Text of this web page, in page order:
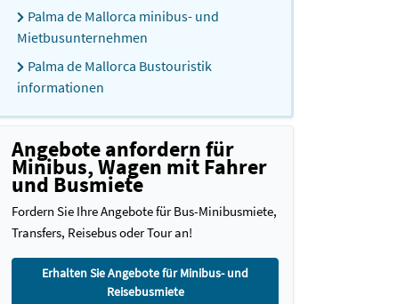
Palma de Mallorca minibus- und
Mietbusunternehmen
Palma de Mallorca Bustouristik
informationen
Angebote anfordern für
Minibus, Wagen mit Fahrer
und Busmiete
Fordern Sie Ihre Angebote für Bus-Minibusmiete,
Transfers, Reisebus oder Tour an!
Erhalten Sie Angebote für Minibus- und
Reisebusmiete